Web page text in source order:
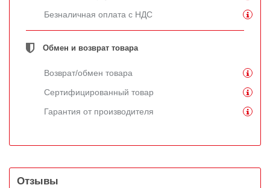
Безналичная оплата с НДС
Обмен и возврат товара
Возврат/обмен товара
Сертифицированный товар
Гарантия от производителя
Отзывы